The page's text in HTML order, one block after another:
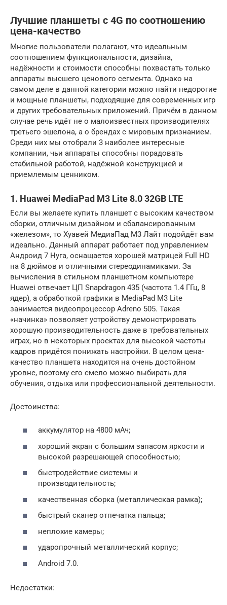
Лучшие планшеты c 4G по соотношению
цена-качество
Многие пользователи полагают, что идеальным
соотношением функциональности, дизайна,
надёжности и стоимости способны похвастать только
аппараты высшего ценового сегмента. Однако на
самом деле в данной категории можно найти недорогие
и мощные планшеты, подходящие для современных игр
и других требовательных приложений. Причём в данном
случае речь идёт не о малоизвестных производителях
третьего эшелона, а о брендах с мировым признанием.
Среди них мы отобрали 3 наиболее интересные
компании, чьи аппараты способны порадовать
стабильной работой, надёжной конструкцией и
приемлемым ценником.
1. Huawei MediaPad M3 Lite 8.0 32GB LTE
Если вы желаете купить планшет с высоким качеством
сборки, отличным дизайном и сбалансированным
«железом», то Хуавей МедиаПад М3 Лайт подойдёт вам
идеально. Данный аппарат работает под управлением
Андроид 7 Нуга, оснащается хорошей матрицей Full HD
на 8 дюймов и отличными стереодинамиками. За
вычисления в стильном планшетном компьютере
Huawei отвечает ЦП Snapdragon 435 (частота 1.4 ГГц, 8
ядер), а обработкой графики в MediaPad M3 Lite
занимается видеопроцессор Adreno 505. Такая
«начинка» позволяет устройству демонстрировать
хорошую производительность даже в требовательных
играх, но в некоторых проектах для высокой частоты
кадров придётся понижать настройки. В целом цена-
качество планшета находится на очень достойном
уровне, поэтому его смело можно выбирать для
обучения, отдыха или профессиональной деятельности.
Достоинства:
аккумулятор на 4800 мАч;
хороший экран с большим запасом яркости и
высокой разрешающей способностью;
быстродействие системы и
производительность;
качественная сборка (металлическая рамка);
быстрый сканер отпечатка пальца;
неплохие камеры;
ударопрочный металлический корпус;
Android 7.0.
Недостатки: